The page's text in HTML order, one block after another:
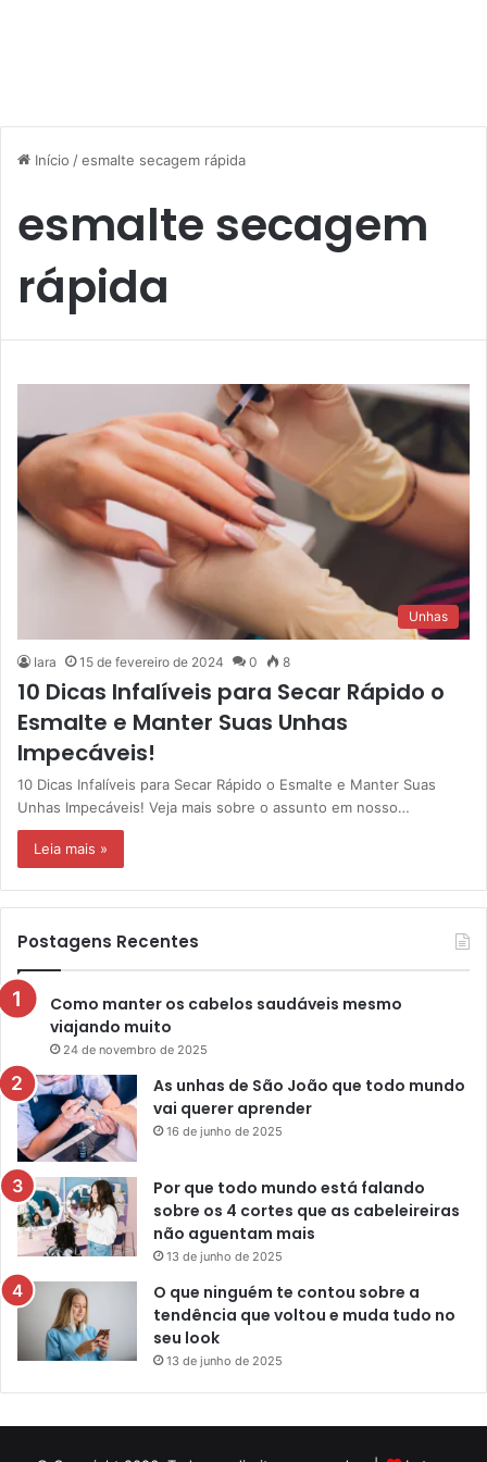
Início /esmalte secagem rápida
esmalte secagem
rápida
Unhas
Iara 15 de fevereiro de 2024 0 8
10 Dicas Infalíveis para Secar Rápido o
Esmalte e Manter Suas Unhas
Impecáveis!
10 Dicas Infalíveis para Secar Rápido o Esmalte e Manter Suas
Unhas Impecáveis! Veja mais sobre o assunto em nosso…
Leia mais »
Postagens Recentes
Como manter os cabelos saudáveis mesmo
viajando muito
24 de novembro de 2025
As unhas de São João que todo mundo
vai querer aprender
16 de junho de 2025
Por que todo mundo está falando
sobre os 4 cortes que as cabeleireiras
não aguentam mais
13 de junho de 2025
O que ninguém te contou sobre a
tendência que voltou e muda tudo no
seu look
13 de junho de 2025